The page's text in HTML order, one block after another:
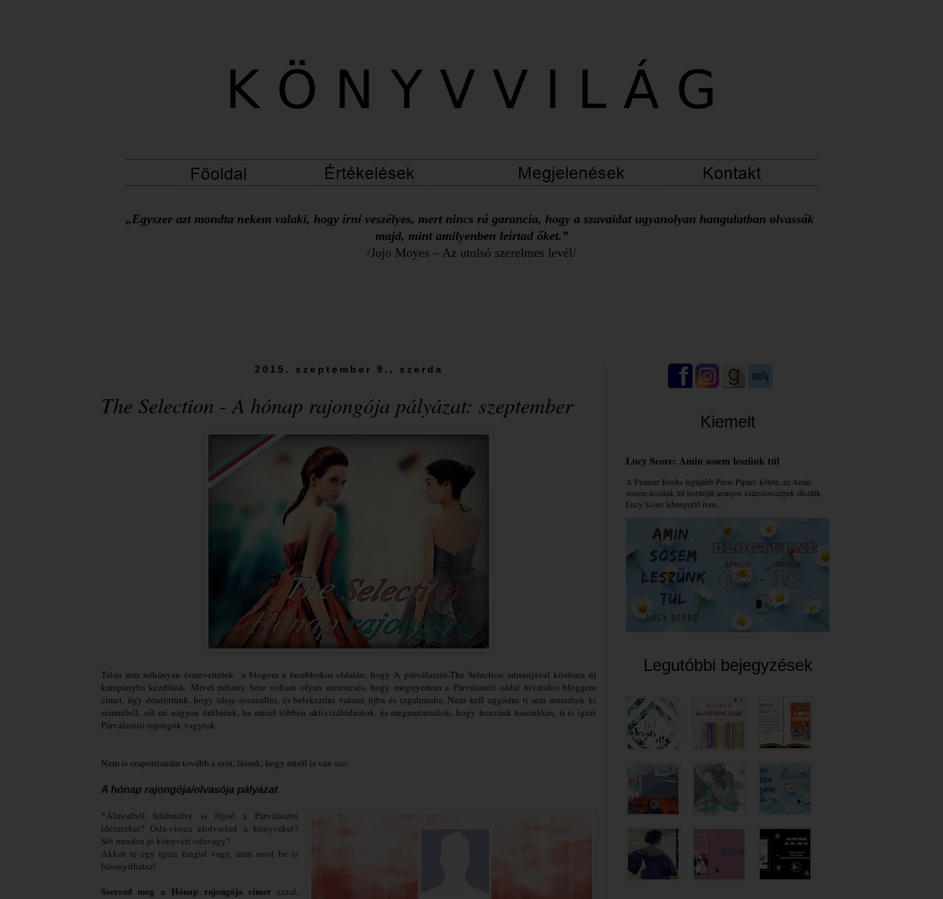
„Egyszer azt mondta nekem valaki, hogy írni veszélyes, mert nincs rá garancia, hogy a szavaidat ugyanolyan hangulatban olvassák
majd, mint amilyenben leírtad őket.”
/Jojo Moyes – Az utolsó szerelmes levél/
2015. szeptember 9., szerda
The Selection - A hónap rajongója pályázat: szeptember
Talán már néhányan észrevettétek a blogom a facebbokos oldalán, hogy A párválasztó-The Selection adminjával közösen új
kampányba kezdtünk. Mivel néhány hete voltam olyan szerencsés, hogy megnyertem a Párválasztó oldal hivatalos bloggere
címet, úgy döntöttünk, hogy ideje összeállni, és belekezdni valami újba és izgalmasba. Nem kell aggódni ti sem maradtok ki
semmiből, sőt mi nagyon örülnénk, ha minél többen aktivizálódnátok, és megmutatnátok, hogy hozzánk hasonlóan, ti is igazi
Párválasztó-rajongók vagytok.
Nem is szaporítanám tovább a szót, lássuk, hogy miről is van szó:
A hónap rajongója/olvasója pályázat
*Álmodból felébredve is fújod a Párválasztó
idézeteket? Oda-vissza elolvastad a könyveket?
Sőt minden jó könyvért odavagy?
Akkor te egy igazi fangirl vagy, amit most be is
bizonyíthatsz!
Szerezd meg a Hónap rajongója címet azzal,
Kiemelt
Lucy Score: Amin sosem leszünk túl
A Pioneer Books legújabb Piros Pipacs kötete, az Amin
sosem leszünk túl borítóját aranyos százszorszépek díszítik.
Lucy Score lehengerlő rom...
Legutóbbi bejegyzések